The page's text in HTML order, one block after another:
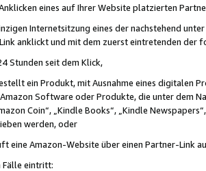
eines auf Ihrer Website platzierten
Internetsitzung eines der nachstehend
anklickt und mit dem zuerst eintretenden der
Stunden seit dem Klick,
ein Produkt, mit Ausnahme eines digitalen
Software oder Produkte, die unter dem
Coin“, „Kindle Books“, „Kindle
werden, oder
eine Amazon-Website über einen Partner-Link
eintritt: